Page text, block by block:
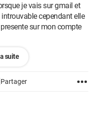
je vais sur gmail et
cependant elle
sur mon compte
suite
Partager